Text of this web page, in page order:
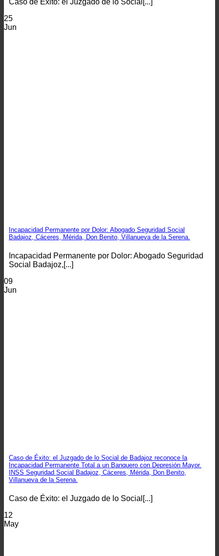
Caso de Éxito: el Juzgado de lo Social[...]
25
Jun
Incapacidad Permanente por Dolor: Abogado Seguridad Social
Badajoz, Cáceres, Mérida, Don Benito, Villanueva de la Serena.
Incapacidad Permanente por Dolor: Abogado Seguridad
Social Badajoz,[...]
09
Jun
Caso de Éxito: el Juzgado de lo Social de Badajoz reconoce la
Incapacidad Permanente Total a un Banquero con Depresión Mayor.
INSS Seguridad Social Badajoz, Cáceres, Mérida, Don Benito,
Villanueva de la Serena.
Caso de Éxito: el Juzgado de lo Social[...]
12
May